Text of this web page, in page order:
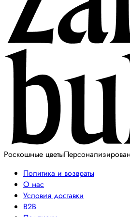
Роскошные цветы
Политика и возвраты
О нас
Условия доставки
B2B